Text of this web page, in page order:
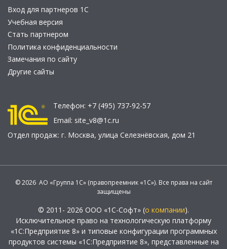
Вход для партнеров 1С
Учебная версия
Стать партнером
Политика конфиденциальности
Замечания по сайту
Другие сайты
Телефон: +7 (495) 737-92-57
Email: site_v8@1c.ru
Отдел продаж: г. Москва, улица Селезнёвская, дом 21
© 2026 АО «Группа 1С» (правопреемник «1С»). Все права на сайт
защищены
© 2011- 2026 ООО «1С-Софт» (о компании).
Исключительное право на технологическую платформу
«1С:Предприятие 8» и типовые конфигурации программных
продуктов системы «1С:Предприятие 8», представленные на